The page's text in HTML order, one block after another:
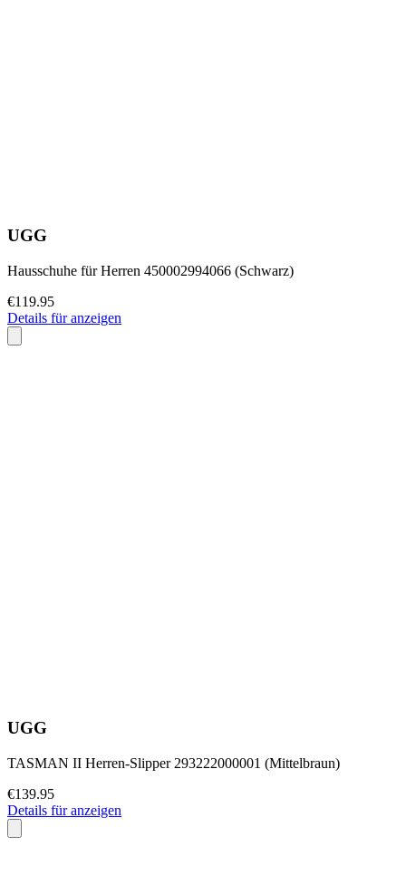
UGG
Hausschuhe für Herren 450002994066 (Schwarz)
€119.95
Details für anzeigen
UGG
TASMAN II Herren-Slipper 293222000001 (Mittelbraun)
€139.95
Details für anzeigen